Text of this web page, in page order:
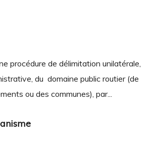
procédure de délimitation unilatérale,
du domaine public routier (de
ou des communes), par...